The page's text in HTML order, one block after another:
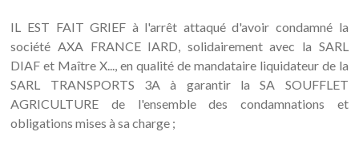
IL EST FAIT GRIEF à l'arrêt attaqué d'avoir condamné la
société AXA FRANCE IARD, solidairement avec la SARL
DIAF et Maître X..., en qualité de mandataire liquidateur de la
SARL TRANSPORTS 3A à garantir la SA SOUFFLET
AGRICULTURE de l'ensemble des condamnations et
obligations mises à sa charge ;